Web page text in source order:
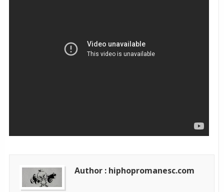
Author : hiphopromanesc.com